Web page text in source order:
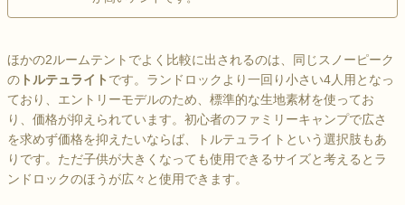
ほかの2ルームテントでよく比較に出されるのは、同じスノーピーク
の トルテュライト です。ランドロックより一回り小さい4人用となっ
ており、エントリーモデルのため、標準的な生地素材を使ってお
り、価格が抑えられています。初心者のファミリーキャンプで広さ
を求めず価格を抑えたいならば、トルテュライトという選択肢もあ
りです。ただ子供が大きくなっても使用できるサイズと考えるとラ
ンドロックのほうが広々と使用できます。